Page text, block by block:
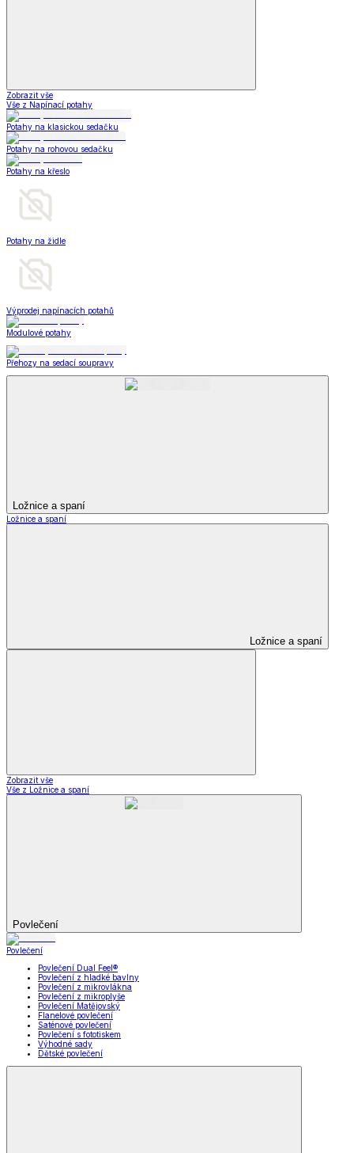
Zobrazit vše
Vše z Napínací potahy
Potahy na klasickou sedačku
Potahy na rohovou sedačku
Potahy na křeslo
Potahy na židle
Výprodej napínacích potahů
Modulové potahy
Přehozy na sedací soupravy
Ložnice a spaní
Ložnice a spaní
Ložnice a spaní
Zobrazit vše
Vše z Ložnice a spaní
Povlečení
Povlečení
Povlečení Dual Feel®
Povlečení z hladké bavlny
Povlečení z mikrovlákna
Povlečení z mikroplyše
Povlečení Matějovský
Flanelové povlečení
Saténové povlečení
Povlečení s fototiskem
Výhodné sady
Dětské povlečení